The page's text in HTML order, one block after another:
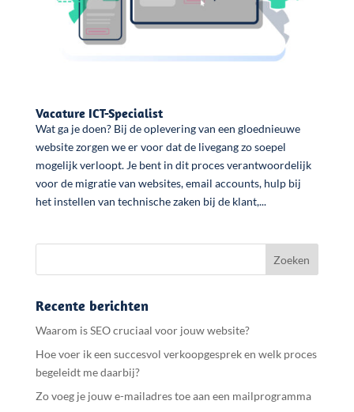
Vacature ICT-Specialist
Wat ga je doen? Bij de oplevering van een gloednieuwe
website zorgen we er voor dat de livegang zo soepel
mogelijk verloopt. Je bent in dit proces verantwoordelijk
voor de migratie van websites, email accounts, hulp bij
het instellen van technische zaken bij de klant,...
Recente berichten
Waarom is SEO cruciaal voor jouw website?
Hoe voer ik een succesvol verkoopgesprek en welk proces
begeleidt me daarbij?
Zo voeg je jouw e-mailadres toe aan een mailprogramma